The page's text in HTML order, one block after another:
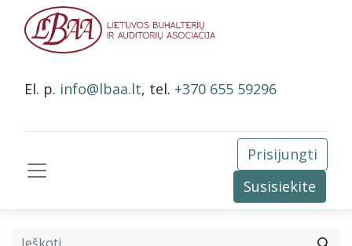
El. p. info@lbaa.lt, tel. +370 655 59296
Prisijungti
Susisiekite